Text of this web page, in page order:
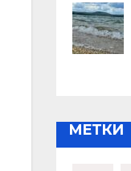
МЕТКИ